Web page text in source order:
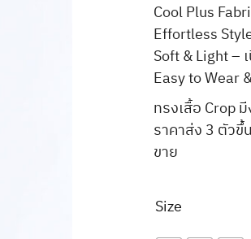
Cool Plus
Effortless
Soft & Light –
Easy to Wear
ทรงเสื้อ Crop
ราคาส่ง 3 ตัว
ขาย
Size